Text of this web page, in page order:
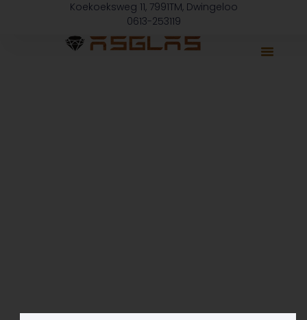
Koekoeksweg 11, 7991TM, Dwingeloo
0613-253119